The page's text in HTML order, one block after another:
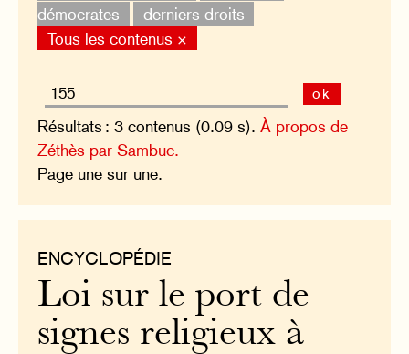
démocrates
derniers droits
Tous les contenus ×
ok
Résultats : 3 contenus (0.09 s).À propos de
Zéthès par Sambuc.
Page une sur une.
ENCYCLOPÉDIE
Loi sur le port de
signes religieux à